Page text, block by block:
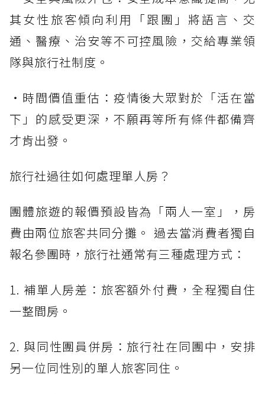
其女性旅客傾向利用「跟團」將語言、交
通、醫療、治安等不可控風險，交給專業領
隊與旅行社制度。
・時間價值重估：疫情後大眾對於「活在當
下」的感受更深，不願再等所有條件都備齊
才肯出發。
旅行社過往如何處理單人房？
團體旅遊的報價預設皆為「兩人一室」，房
費由兩位旅客共同分攤。 過去當消費者獨自
報名參團時，旅行社通常有三種處理方式：
1. 補單人房差：旅客額外付費，全程獨自住
一整間房。
2. 與同性團員併房：旅行社在同團中，安排
另一位同性別的單人旅客同住。